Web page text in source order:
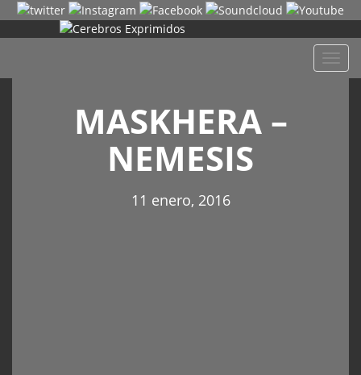
MASKHERA –
NEMESIS
11 enero, 2016